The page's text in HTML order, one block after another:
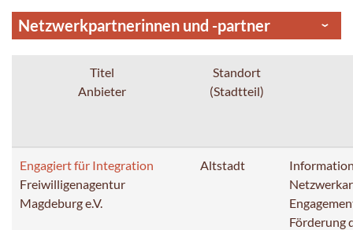
Netzwerkpartnerinnen und -partner
Titel
Anbieter
Standort
(Stadtteil)
Engagiert für Integration
Freiwilligenagentur
Magdeburg e.V.
Altstadt
Förderung